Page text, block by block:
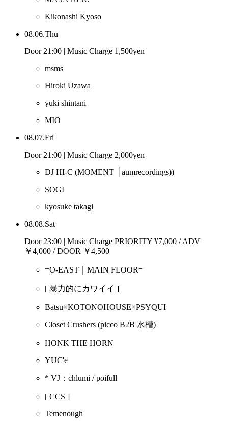
Kikonashi Kyoso
08.06.Thu
Door 21:00 | Music Charge 1,500yen
msms
Hiroki Uzawa
yuki shintani
MIO
08.07.Fri
Door 21:00 | Music Charge 2,000yen
DJ HI-C (MOMENT │aumrecordings))
SOGI
kyosuke takagi
08.08.Sat
Door 23:00 | Music Charge PRIORITY ¥7,000 / ADV
￥4,000 / DOOR ￥4,500
=O-EAST｜MAIN FLOOR=
[ 暴力的にカワイイ ]
Batsu×KOTONOHOUSE×PSYQUI
Closet Crushers (picco B2B 水槽)
HONK THE HORN
YUC'e
* VJ：chlumi / poifull
[ CCS ]
Temenough